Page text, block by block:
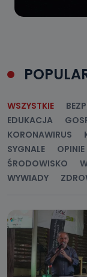
WSZYSTKIE
EDUKACJA
KORONAWIRUS
SYGNALE
OPINIE
ŚRODOWISKO
WYWIADY